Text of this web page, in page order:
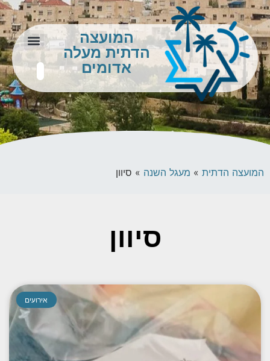
המועצה
הדתית מעלה
אדומים
המועצה הדתית » מעגל השנה » סיוון
סיוון
אירועים